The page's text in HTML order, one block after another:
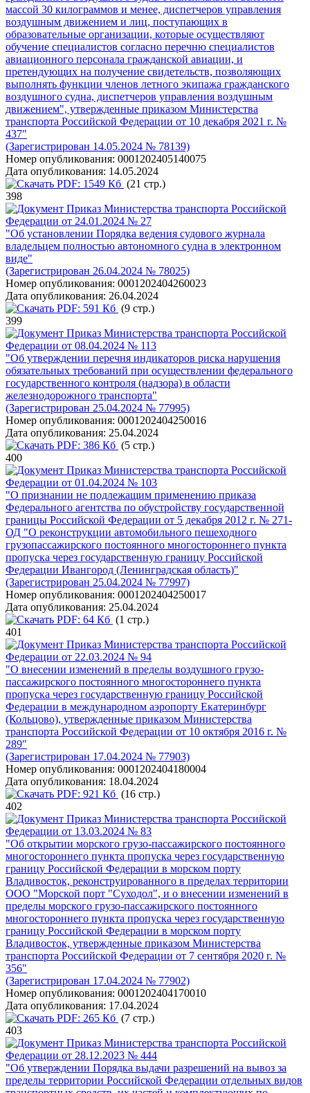
массой 30 килограммов и менее, диспетчеров управления
воздушным движением и лиц, поступающих в
образовательные организации, которые осуществляют
обучение специалистов согласно перечню специалистов
авиационного персонала гражданской авиации, и
претендующих на получение свидетельств, позволяющих
выполнять функции членов летного экипажа гражданского
воздушного судна, диспетчеров управления воздушным
движением", утвержденные приказом Министерства
транспорта Российской Федерации от 10 декабря 2021 г. №
437"
(Зарегистрирован 14.05.2024 № 78139)
Номер опубликования: 0001202405140075
Дата опубликования: 14.05.2024
PDF: 1549 Кб (21 стр.)
398
Приказ Министерства транспорта Российской
Федерации от 24.01.2024 № 27
"Об установлении Порядка ведения судового журнала
владельцем полностью автономного судна в электронном
виде"
(Зарегистрирован 26.04.2024 № 78025)
Номер опубликования: 0001202404260023
Дата опубликования: 26.04.2024
PDF: 591 Кб (9 стр.)
399
Приказ Министерства транспорта Российской
Федерации от 08.04.2024 № 113
"Об утверждении перечня индикаторов риска нарушения
обязательных требований при осуществлении федерального
государственного контроля (надзора) в области
железнодорожного транспорта"
(Зарегистрирован 25.04.2024 № 77995)
Номер опубликования: 0001202404250016
Дата опубликования: 25.04.2024
PDF: 386 Кб (5 стр.)
400
Приказ Министерства транспорта Российской
Федерации от 01.04.2024 № 103
"О признании не подлежащим применению приказа
Федерального агентства по обустройству государственной
границы Российской Федерации от 5 декабря 2012 г. № 271-
ОД "О реконструкции автомобильного пешеходного
грузопассажирского постоянного многостороннего пункта
пропуска через государственную границу Российской
Федерации Ивангород (Ленинградская область)"
(Зарегистрирован 25.04.2024 № 77997)
Номер опубликования: 0001202404250017
Дата опубликования: 25.04.2024
PDF: 64 Кб (1 стр.)
401
Приказ Министерства транспорта Российской
Федерации от 22.03.2024 № 94
"О внесении изменений в пределы воздушного грузо-
пассажирского постоянного многостороннего пункта
пропуска через государственную границу Российской
Федерации в международном аэропорту Екатеринбург
(Кольцово), утвержденные приказом Министерства
транспорта Российской Федерации от 10 октября 2016 г. №
289"
(Зарегистрирован 17.04.2024 № 77903)
Номер опубликования: 0001202404180004
Дата опубликования: 18.04.2024
PDF: 921 Кб (16 стр.)
402
Приказ Министерства транспорта Российской
Федерации от 13.03.2024 № 83
"Об открытии морского грузо-пассажирского постоянного
многостороннего пункта пропуска через государственную
границу Российской Федерации в морском порту
Владивосток, реконструированного в пределах территории
ООО "Морской порт "Суходол", и о внесении изменений в
пределы морского грузо-пассажирского постоянного
многостороннего пункта пропуска через государственную
границу Российской Федерации в морском порту
Владивосток, утвержденные приказом Министерства
транспорта Российской Федерации от 7 сентября 2020 г. №
356"
(Зарегистрирован 17.04.2024 № 77902)
Номер опубликования: 0001202404170010
Дата опубликования: 17.04.2024
PDF: 265 Кб (7 стр.)
403
Приказ Министерства транспорта Российской
Федерации от 28.12.2023 № 444
"Об утверждении Порядка выдачи разрешений на вывоз за
пределы территории Российской Федерации отдельных видов